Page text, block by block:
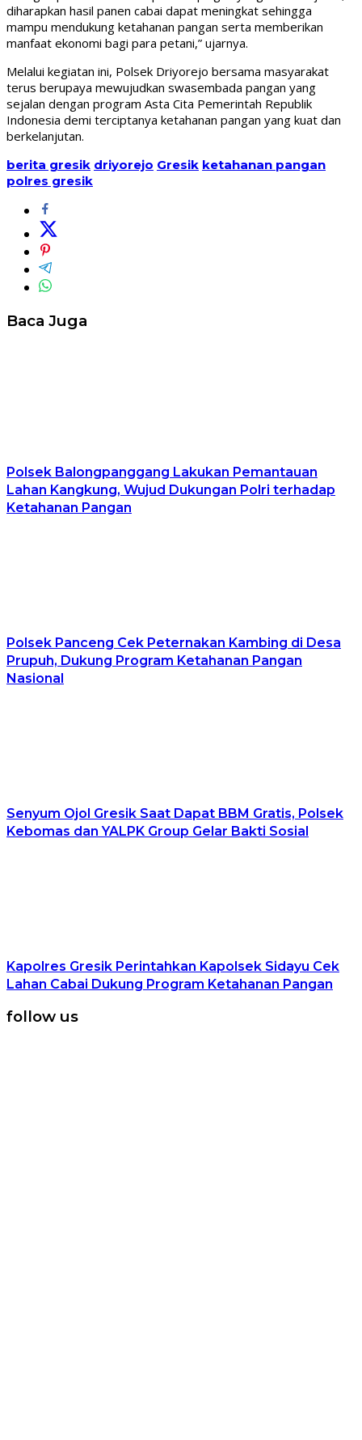
diharapkan hasil panen cabai dapat meningkat sehingga
mampu mendukung ketahanan pangan serta memberikan
manfaat ekonomi bagi para petani,” ujarnya.
Melalui kegiatan ini, Polsek Driyorejo bersama masyarakat
terus berupaya mewujudkan swasembada pangan yang
sejalan dengan program Asta Cita Pemerintah Republik
Indonesia demi terciptanya ketahanan pangan yang kuat dan
berkelanjutan.
berita gresik driyorejo Gresik ketahanan pangan
polres gresik
Baca Juga
Polsek Balongpanggang Lakukan Pemantauan
Lahan Kangkung, Wujud Dukungan Polri terhadap
Ketahanan Pangan
Polsek Panceng Cek Peternakan Kambing di Desa
Prupuh, Dukung Program Ketahanan Pangan
Nasional
Senyum Ojol Gresik Saat Dapat BBM Gratis, Polsek
Kebomas dan YALPK Group Gelar Bakti Sosial
Kapolres Gresik Perintahkan Kapolsek Sidayu Cek
Lahan Cabai Dukung Program Ketahanan Pangan
follow us